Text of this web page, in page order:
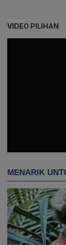
VIDEO PILIHAN